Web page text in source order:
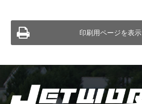
印刷用ページを表示